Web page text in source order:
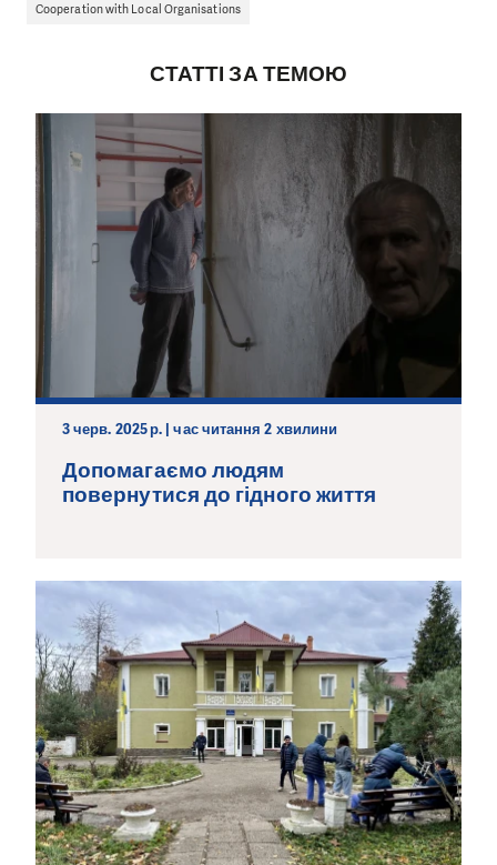
Cooperation with Local Organisations
СТАТТІ ЗА ТЕМОЮ
3 черв. 2025 р. | час читання 2 хвилини
Допомагаємо людям
повернутися до гідного життя